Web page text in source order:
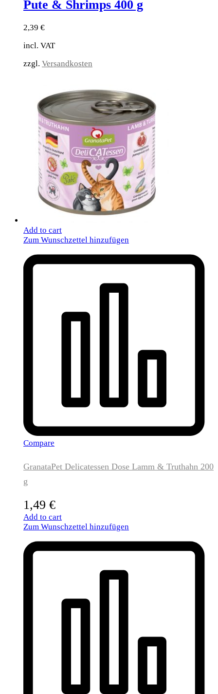
Pute & Shrimps 400 g
2,39 €
incl. VAT
zzgl. Versandkosten
Add to cart
Zum Wunschzettel hinzufügen
Compare
GranataPet Delicatessen Dose Lamm & Truthahn 200
g
1,49 €
Add to cart
Zum Wunschzettel hinzufügen